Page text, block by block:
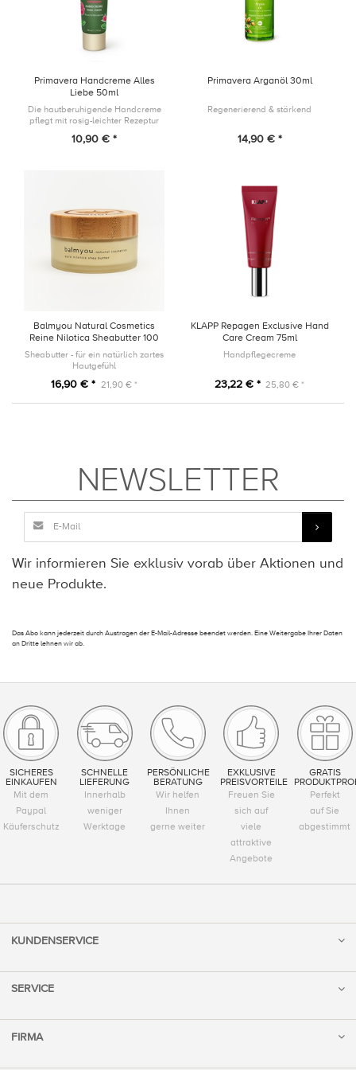
Primavera Handcreme Alles
Liebe 50ml
Die hautberuhigende Handcreme
pflegt mit rosig-leichter Rezeptur
stimmungsaufhebenden Duft Haut,
10,90 € *
Primavera Arganöl 30ml
Regenerierend & stärkend
14,90 € *
Balmyou Natural Cosmetics
Reine Nilotica Sheabutter 100
ml
Sheabutter - für ein natürlich zartes
Hautgefühl
16,90 € * 21,90 € *
KLAPP Repagen Exclusive Hand
Care Cream 75ml
Handpflegecreme
23,22 € * 25,80 € *
NEWSLETTER
Wir informieren Sie exklusiv vorab über Aktionen und
neue Produkte.
Das Abo kann jederzeit durch Austragen der E-Mail-Adresse beendet werden. Eine Weitergabe Ihrer Daten
an Dritte lehnen wir ab.
SICHERES
EINKAUFEN
Mit dem
Paypal
Käuferschutz
SCHNELLE
LIEFERUNG
Innerhalb
weniger
Werktage
PERSÖNLICHE
BERATUNG
Wir helfen
Ihnen
gerne weiter
EXKLUSIVE
PREISVORTEILE
Freuen Sie
sich auf
viele
attraktive
Angebote
GRATIS
Perfekt
auf Sie
abgestimmt
KUNDENSERVICE
SERVICE
FIRMA